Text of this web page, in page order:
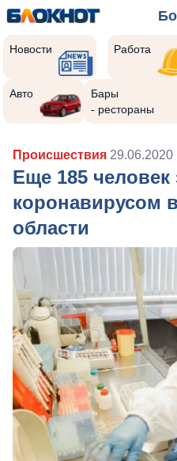
Новости Работа
Авто
Бары
- рестораны
Происшествия 29.06.2020
Еще 185 человек
коронавирусом
области